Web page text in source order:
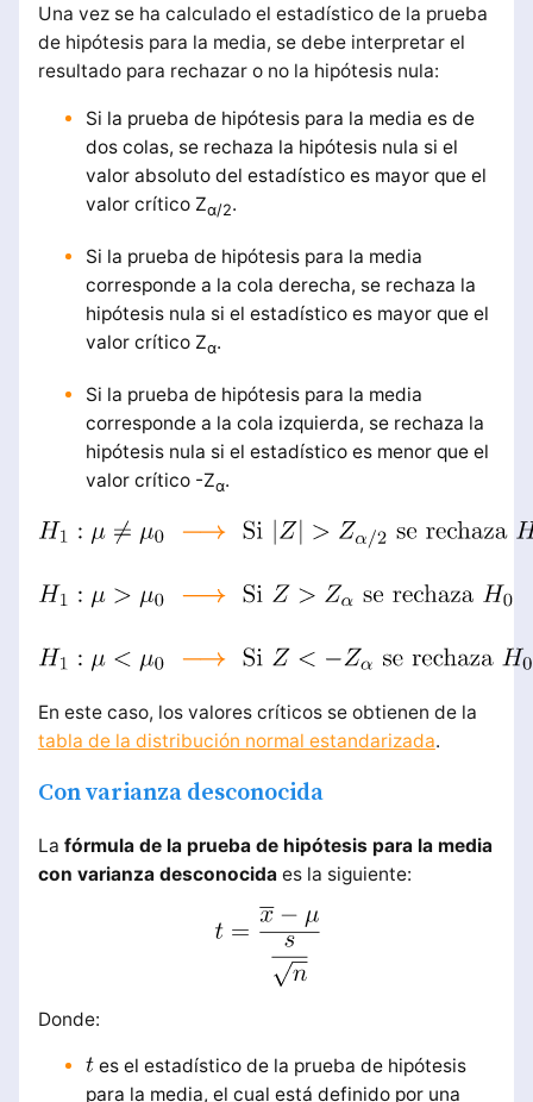
Una vez se ha calculado el estadístico de la prueba
de hipótesis para la media, se debe interpretar el
resultado para rechazar o no la hipótesis nula:
Si la prueba de hipótesis para la media es de
dos colas, se rechaza la hipótesis nula si el
valor absoluto del estadístico es mayor que el
valor crítico Zα/2.
Si la prueba de hipótesis para la media
corresponde a la cola derecha, se rechaza la
hipótesis nula si el estadístico es mayor que el
valor crítico Zα.
Si la prueba de hipótesis para la media
corresponde a la cola izquierda, se rechaza la
hipótesis nula si el estadístico es menor que el
valor crítico -Zα.
En este caso, los valores críticos se obtienen de la
tabla de la distribución normal estandarizada.
Con varianza desconocida
La fórmula de la prueba de hipótesis para la media
con varianza desconocidaes la siguiente:
Donde:
es el estadístico de la prueba de hipótesis
para la media, el cual está definido por una